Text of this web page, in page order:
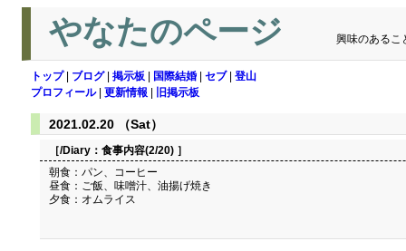
やなたのページ 興味のあるこ
トップ| ブログ| 掲示板 国際結婚 セブ| 登山
プロフィール| 更新情報 旧掲示板
2021.02.20 （Sat）
［/Diary： 食事内容(2/20) ］
朝食：パン、コーヒー
昼食：ご飯、味噌汁、油揚げ焼き
夕食：オムライス